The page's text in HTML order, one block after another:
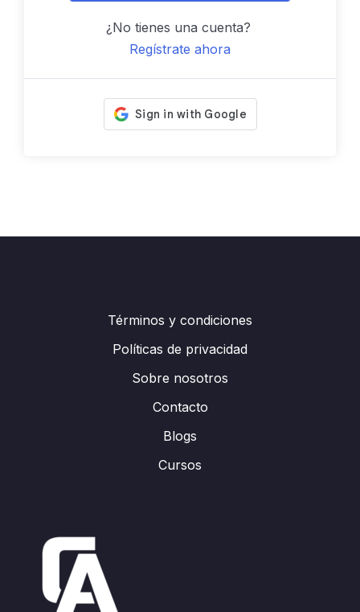
¿No tienes una cuenta?
Regístrate ahora
Términos y condiciones
Políticas de privacidad
Sobre nosotros
Contacto
Blogs
Cursos